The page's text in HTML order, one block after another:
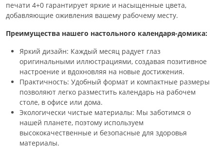
печати 4+0 гарантирует яркие и насыщенные цвета,
добавляющие оживления вашему рабочему месту.
Преимущества нашего настольного календаря-домика:
Яркий дизайн: Каждый месяц радует глаз
оригинальными иллюстрациями, создавая позитивное
настроение и вдохновляя на новые достижения.
Практичность: Удобный формат и компактные размеры
позволяют легко разместить календарь на рабочем
столе, в офисе или дома.
Экологически чистые материалы: Мы заботимся о
нашей планете, поэтому используем
высококачественные и безопасные для здоровья
материалы.